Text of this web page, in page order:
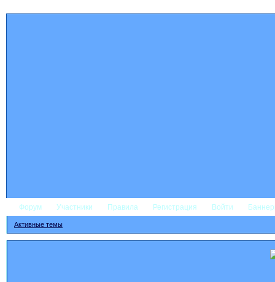
Форум Участники Правила Регистрация Войти
Активные темы